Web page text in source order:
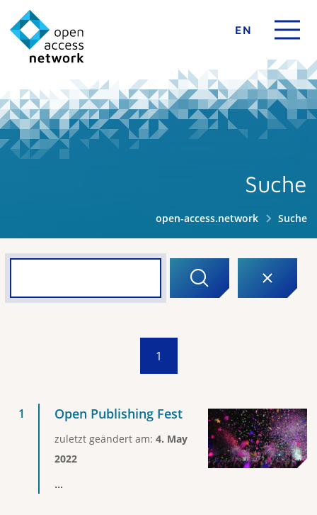
EN
Suche
open-access.network Suche
1
Open Publishing Fest
zuletzt geändert am: 4. May
2022
...